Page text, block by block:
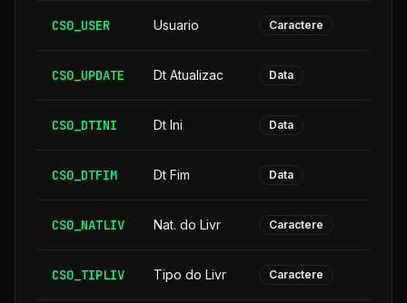
CS0_USER Usuario Caractere
CS0_UPDATE Dt Atualizac Data
CS0_DTINI Dt Ini Data
CS0_DTFIM Dt Fim Data
CS0_NATLIV Nat. do Livr Caractere
CS0_TIPLIV Tipo do Livr Caractere